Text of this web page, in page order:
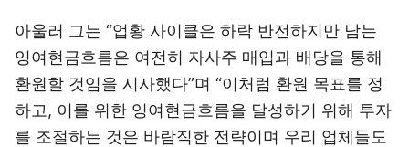
아울러 그는 “업황 사이클은 하락 반전하지만 남는
잉여현금흐름은 여전히 자사주 매입과 배당을 통해
환원할 것임을 시사했다”며 “이처럼 환원 목표를 정
하고, 이를 위한 잉여현금흐름을 달성하기 위해 투자
를 조절하는 것은 바람직한 전략이며 우리 업체들도